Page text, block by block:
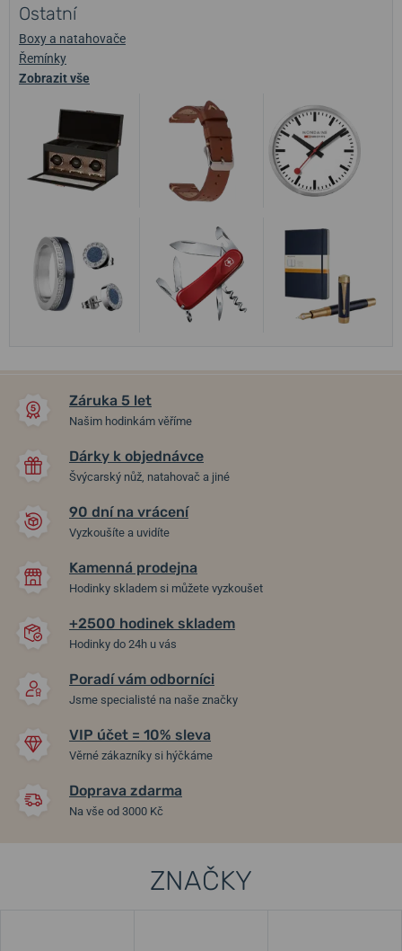
Ostatní
Boxy a natahovače
Řemínky
Zobrazit vše
Záruka 5 let
Našim hodinkám věříme
Dárky k objednávce
Švýcarský nůž, natahovač a jiné
90 dní na vrácení
Vyzkoušíte a uvidíte
Kamenná prodejna
Hodinky skladem si můžete vyzkoušet
+2500 hodinek skladem
Hodinky do 24h u vás
Poradí vám odborníci
Jsme specialisté na naše značky
VIP účet = 10% sleva
Věrné zákazníky si hýčkáme
Doprava zdarma
Na vše od 3000 Kč
ZNAČKY